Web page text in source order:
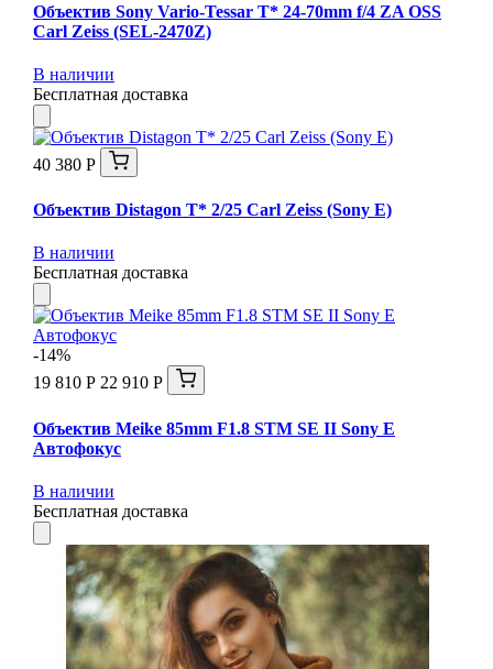
Объектив Sony Vario-Tessar T* 24-70mm f/4 ZA OSS
Carl Zeiss (SEL-2470Z)
В наличии
Бесплатная доставка
40 380 Р
Объектив Distagon T* 2/25 Carl Zeiss (Sony E)
В наличии
Бесплатная доставка
-14%
19 810 Р 22 910 Р
Объектив Meike 85mm F1.8 STM SE II Sony E
Автофокус
В наличии
Бесплатная доставка